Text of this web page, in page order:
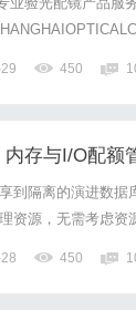
与上海设有4家门
顾高专业度与高性
450
存与I/O配额
到隔离的演进数据
资源，无需考虑
乏有效隔离机制
断。例如，某电商
450